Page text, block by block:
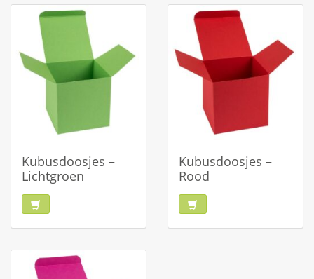
Kubusdoosjes –
Lichtgroen
Kubusdoosjes –
Rood